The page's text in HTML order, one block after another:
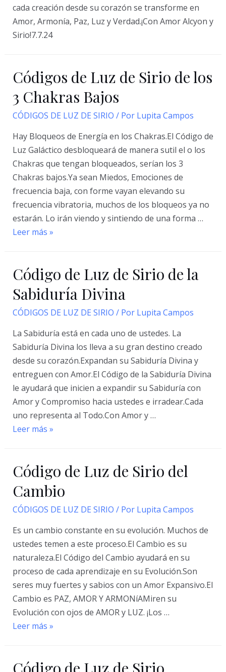
cada creación desde su corazón se transforme en
Amor, Armonía, Paz, Luz y Verdad.¡Con Amor Alcyon y
Sirio!7.7.24
Códigos de Luz de Sirio de los
3 Chakras Bajos
CÓDIGOS DE LUZ DE SIRIO / Por Lupita Campos
Hay Bloqueos de Energía en los Chakras.El Código de
Luz Galáctico desbloqueará de manera sutil el o los
Chakras que tengan bloqueados, serían los 3
Chakras bajos.Ya sean Miedos, Emociones de
frecuencia baja, con forme vayan elevando su
frecuencia vibratoria, muchos de los bloqueos ya no
estarán. Lo irán viendo y sintiendo de una forma …
Códigos
de
Sirio
de
los
Leer más »
Código de Luz de Sirio de la
Sabiduría Divina
CÓDIGOS DE LUZ DE SIRIO / Por Lupita Campos
La Sabiduría está en cada uno de ustedes. La
Sabiduría Divina los lleva a su gran destino creado
desde su corazón.Expandan su Sabiduría Divina y
entreguen con Amor.El Código de la Sabiduría Divina
le ayudará que inicien a expandir su Sabiduría con
Amor y Compromiso hacia ustedes e irradear.Cada
uno representa al Todo.Con Amor y …
Código
de
de
la
Leer más »
Código de Luz de Sirio del
Cambio
CÓDIGOS DE LUZ DE SIRIO / Por Lupita Campos
Es un cambio constante en su evolución. Muchos de
ustedes temen a este proceso.El Cambio es su
naturaleza.El Código del Cambio ayudará en su
proceso de cada aprendizaje en su Evolución.Son
seres muy fuertes y sabios con un Amor Expansivo.El
Cambio es PAZ, AMOR Y ARMONíAMiren su
Evolución con ojos de AMOR y LUZ. ¡Los …
Código
de
Leer más »
Código de Luz de Sirio